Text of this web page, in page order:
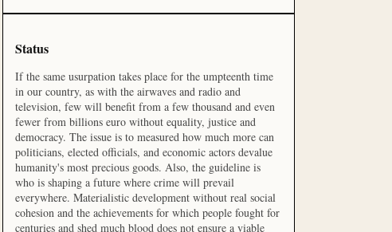
Status
If the same usurpation takes place for the umpteenth time
in our country, as with the airwaves and radio and
television, few will benefit from a few thousand and even
fewer from billions euro without equality, justice and
democracy. The issue is to measured how much more can
politicians, elected officials, and economic actors devalue
humanity's most precious goods. Also, the guideline is
who is shaping a future where crime will prevail
everywhere. Materialistic development without real social
cohesion and the achievements for which people fought for
centuries and shed much blood does not ensure a viable